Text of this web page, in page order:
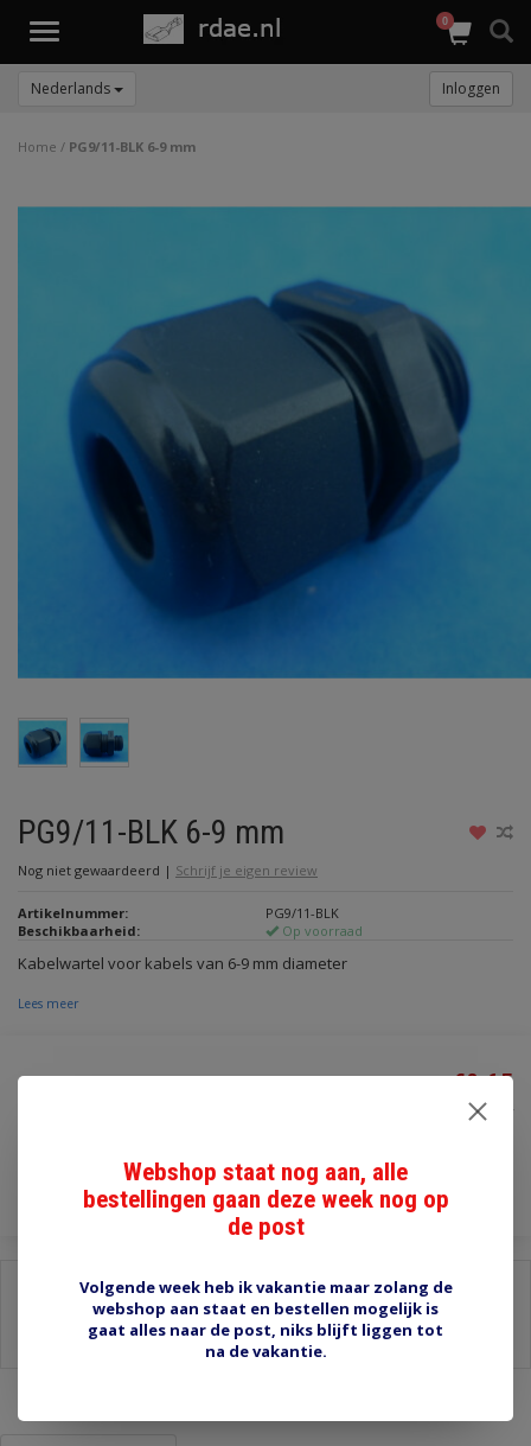
Toggle
0
Nederlands Inloggen
Home / PG9/11-BLK 6-9 mm
PG9/11-BLK 6-9 mm
Nog niet gewaardeerd | Schrijf je eigen review
Artikelnummer:
PG9/11-BLK
Beschikbaarheid:
Op voorraad
Kabelwartel voor kabels van 6-9 mm diameter
Lees meer
€0,65
Incl. btw
Stel een vraag over dit product
Afdrukken
Webshop staat nog aan, alle
bestellingen gaan deze week nog op
de post
Volgende week heb ik vakantie maar zolang de
webshop aan staat en bestellen mogelijk is
gaat alles naar de post, niks blijft liggen tot
na de vakantie.